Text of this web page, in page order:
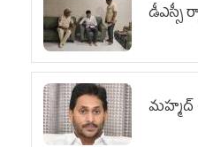
డీఎస్సీ
మహ్మద్‌